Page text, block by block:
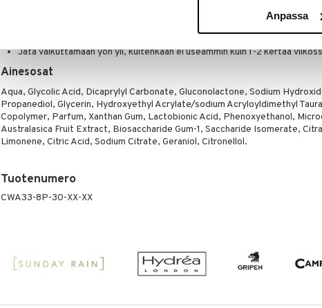
Anpassa
Kun seerumi on imeytynyt, voit viimeistellä kasvovoiteella.
Jätä vaikuttamaan yön yli, kuitenkaan ei useammin kuin 1-2 kertaa
Ainesosat
Aqua, Glycolic Acid, Dicaprylyl Carbonate, Gluconolactone, Sodium
Propanediol, Glycerin, Hydroxyethyl Acrylate/sodium Acryloyldimethyl
Copolymer, Parfum, Xanthan Gum, Lactobionic Acid, Phenoxyethanol,
Australasica Fruit Extract, Biosaccharide Gum-1, Saccharide Isomerate,
Limonene, Citric Acid, Sodium Citrate, Geraniol, Citronellol.
Tuotenumero
CWA33-8P-30-XX-XX